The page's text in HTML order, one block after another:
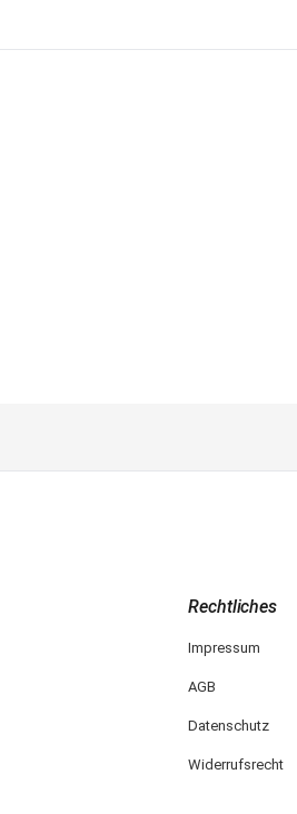
Rechtliches
Impressum
AGB
Datenschutz
Widerrufsrecht